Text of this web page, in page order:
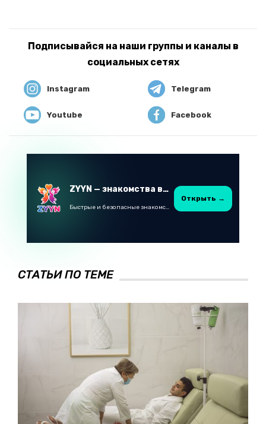
Подписывайся на наши группы и каналы в
социальных сетях
Instagram Telegram
Youtube Facebook
ZYYN — знакомства в Казахстане
Быстрые и безопасные знакомства в Telegram
Открыть →
СТАТЬИ ПО ТЕМЕ